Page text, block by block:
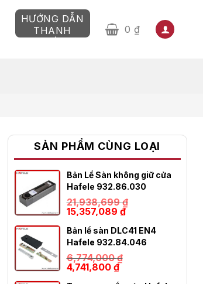
HƯỚNG DẪN
THANH
0 ₫
SẢN PHẨM CÙNG LOẠI
Bản Lề Sàn không giữ cửa
Hafele 932.86.030
21,938,699₫
Giá
gốc
là:
21,938,699 ₫.
15,357,089 ₫Giá
hiện
tại
là:
15,357,089 ₫.
Bản lề sàn DLC41 EN4
Hafele 932.84.046
6,774,000₫
Giá
gốc
4,741,800 ₫Giá
hiện